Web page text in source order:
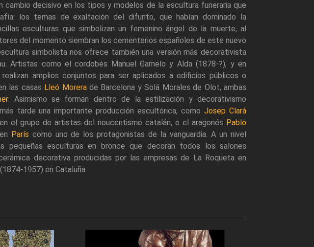
cambio decisivo en los tipos y modelos de la escultura funeraria que
los temas de exaltación del difunto, que habían dominado la
esculturas que simbolizan un femenino ángel de la muerte, al
del momento siembran los cementerios españoles de este nuevo
simbolista nos ofrece también una versión más decorativista
Artistas como el cordobés Manuel Garnelo y Alda (1878-?), y en
amplios conjuntos para ser aplicados a edificios públicos o
las casas Lleó Morerade Barcelona y Solá Morales de Olot, ambas
. Asimismo se forman dentro de la estilización y decorativismo
tarde una importante producción escultórica, comoJosep Clará
el grupo de artistas del noucentisme catalán, o el aragonés Pablo
París como uno de los protagonistas de la vanguardia. A un nivel
pequeñas esculturas en bronce que decoran todos los salones
decorativa producidas por las empresas de La Roqueta en
(1874-1957) en Cataluña.